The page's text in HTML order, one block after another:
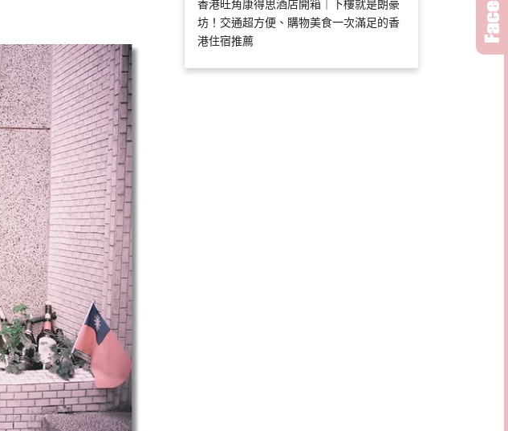
香港旺角康得思酒店開箱｜下樓就是朗豪
坊！交通超方便、購物美食一次滿足的香
港住宿推薦